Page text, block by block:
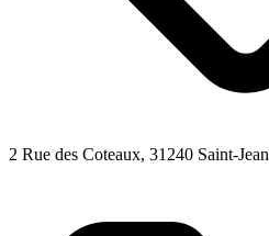
2 Rue des Coteaux, 31240 Saint-Jean